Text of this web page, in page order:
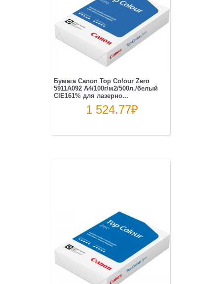
Бумага Canon Top Colour Zero
5911A092 A4/100г/м2/500л./белый
CIE161% для лазерно...
1 524.77₽